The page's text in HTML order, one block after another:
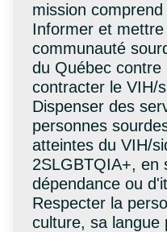
mission
Informer et
communauté
du Québec contre
contracter le VIH/
Dispenser des
personnes
atteintes du VIH/
2SLGBTQIA+, en
dépendance ou
Respecter la
culture, sa langue